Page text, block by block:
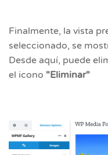
Finalmente, la vista
seleccionado, se
Desde aquí, puede
el icono "Eliminar"